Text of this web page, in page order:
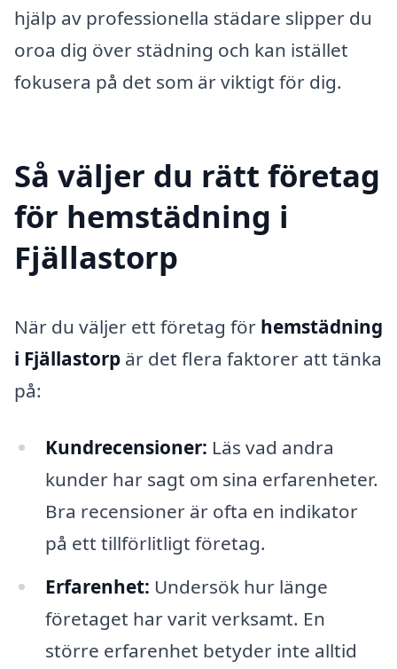
hjälp av professionella städare slipper du
oroa dig över städning och kan istället
fokusera på det som är viktigt för dig.
Så väljer du rätt företag
för hemstädning i
Fjällastorp
När du väljer ett företag för hemstädning
i Fjällastorp är det flera faktorer att tänka
på:
Kundrecensioner: Läs vad andra
kunder har sagt om sina erfarenheter.
Bra recensioner är ofta en indikator
på ett tillförlitligt företag.
Erfarenhet: Undersök hur länge
företaget har varit verksamt. En
större erfarenhet betyder inte alltid